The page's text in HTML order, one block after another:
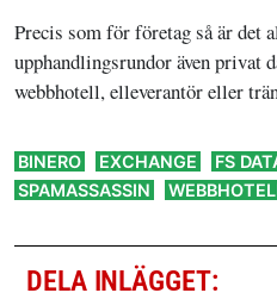
Precis som för företag så är det
upphandlingsrundor även privat
webbhotell, elleverantör eller
BINERO EXCHANGE FS
SPAMASSASSIN
DELA INLÄGGET: